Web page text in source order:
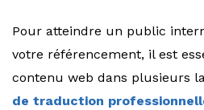
Pour atteindre un public
votre référencement, il est
contenu web dans plusieurs
de traduction